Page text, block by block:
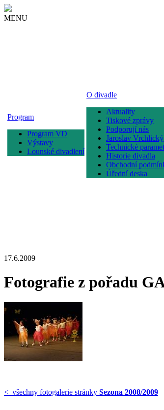
MENU
Program
Program VD
Výstavy
Lounské divadlení
O divadle
Aktuality
Tiskové zprávy
Podporují nás
Jaroslav Vrchlický
Technické
Historie divadla
Obchodní
Úřední deska
17.6.2009
Fotografie z pořadu
< všechny fotogalerie stránky Sezona 2008/2009